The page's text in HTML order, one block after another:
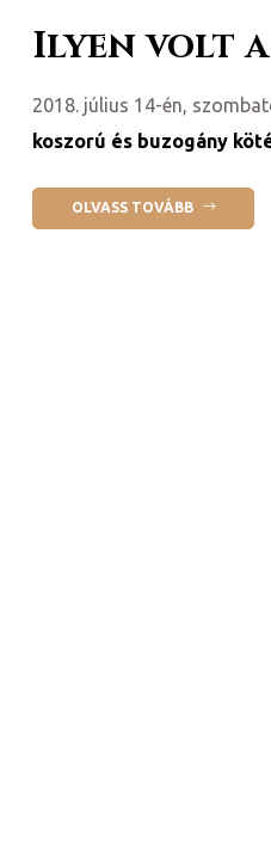
Ilyen volt a
2018. július 14-én,
koszorú és buzogány
OLVASS TOVÁBB